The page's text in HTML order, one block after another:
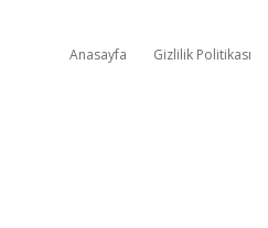
Anasayfa Gizlilik Politikası